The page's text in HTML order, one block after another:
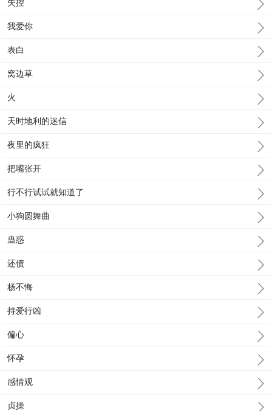
失控
我爱你
表白
窝边草
火
天时地利的迷信
夜里的疯狂
把嘴张开
行不行试试就知道了
小狗圆舞曲
蛊惑
还债
杨不悔
持爱行凶
偏心
怀孕
感情观
贞操